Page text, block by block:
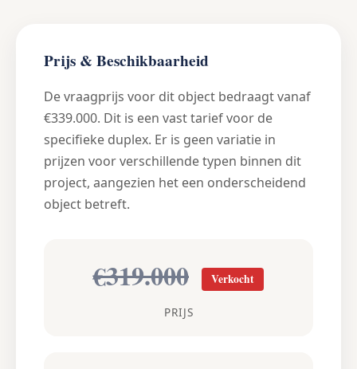
Prijs & Beschikbaarheid
De vraagprijs voor dit object bedraagt vanaf
€339.000. Dit is een vast tarief voor de
specifieke duplex. Er is geen variatie in
prijzen voor verschillende typen binnen dit
project, aangezien het een onderscheidend
object betreft.
€319.000 Verkocht
PRIJS